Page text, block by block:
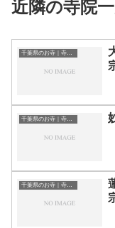
近隣の寺院
千葉県のお寺｜寺院一覧
千葉県のお寺｜寺院一覧
千葉県のお寺｜寺院一覧